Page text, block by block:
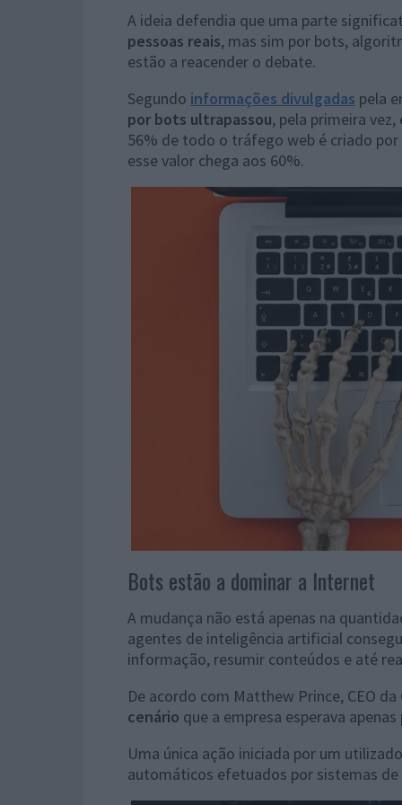
A ideia defendia que uma parte
pessoas reais, mas sim por bots,
estão a reacender o debate.
Segundo informações divulgadas pela
por bots ultrapassou, pela primeira vez,
56% de todo o tráfego web é criado
esse valor chega aos 60%.
Bots estão a dominar a Internet
A mudança não está apenas na
agentes de inteligência artificial
informação, resumir conteúdos e até
De acordo com Matthew Prince, CEO
cenário que a empresa esperava
Uma única ação iniciada por um
automáticos efetuados por sistemas de